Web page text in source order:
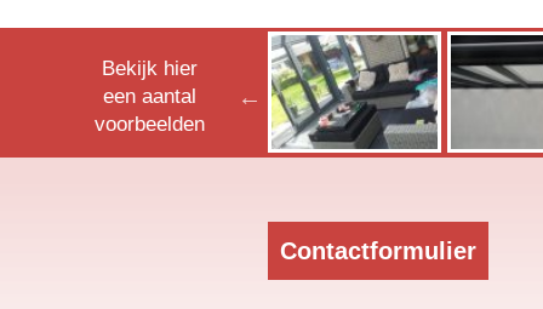
Bekijk hier
een aantal
voorbeelden
Contactformulier